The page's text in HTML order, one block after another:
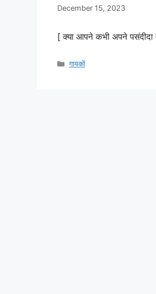
December 15, 2023
[ क्या आपने कभी अपने
Categories
गायकों